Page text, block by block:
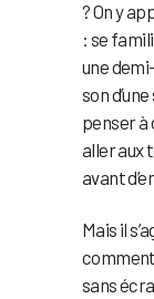
? On y
: se
une
son
penser à
aller aux
avant
Mais il
sans